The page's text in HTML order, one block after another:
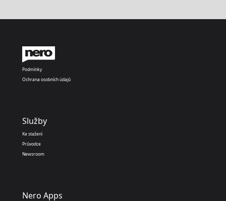
Podmínky
Ochrana osobních údajů
Služby
Ke stažení
Průvodce
Newsroom
Nero Apps